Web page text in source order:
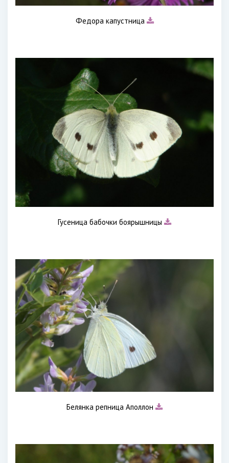
Федора капустница
Гусеница бабочки боярышницы
Белянка репница Аполлон